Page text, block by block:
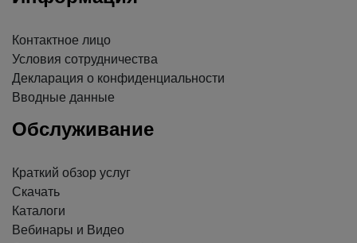
Контактное лицо
Условия сотрудничества
Декларация о конфиденциальности
Вводные данные
Обслуживание
Краткий обзор услуг
Скачать
Каталоги
Вебинары и Видео